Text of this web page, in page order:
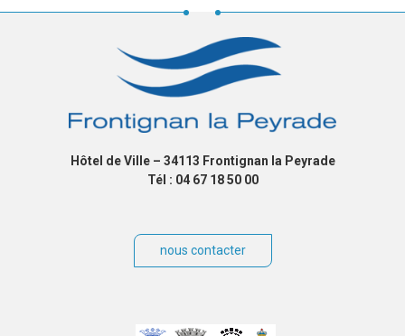
Hôtel de Ville – 34113 Frontignan la Peyrade
Tél : 04 67 18 50 00
nous contacter